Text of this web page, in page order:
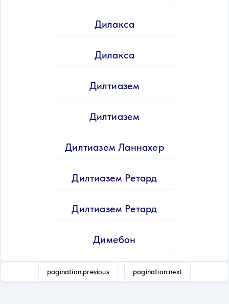
Дилакса
Дилакса
Дилтиазем
Дилтиазем
Дилтиазем Ланнахер
Дилтиазем Ретард
Дилтиазем Ретард
Димебон
pagination.previous pagination.next